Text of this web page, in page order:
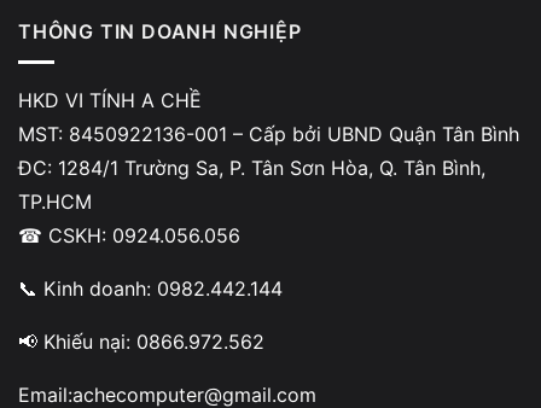
thu. Không thu thêm chi phí ngoài thỏa thuận,
không viện lý do mơ hồ để phát sinh khoản
tiền mới. Minh bạch là nguyên tắc được đặt
lên hàng đầu để khách yên tâm tuyệt đối.
Linh kiện rõ nguồn gốc – có
tem bảo hành
Linh kiện tại A Chề đều có nguồn gốc rõ
THÔNG TIN DOANH NGHIỆP
HKD VI TÍNH A CHỀ
MST: 8450922136-001 – Cấp bởi UBND Quận Tân Bình
ĐC: 1284/1 Trường Sa, P. Tân Sơn Hòa, Q. Tân Bình,
TP.HCM
☎ CSKH: 0924.056.056
📞 Kinh doanh: 0982.442.144
📢 Khiếu nại: 0866.972.562
Email:achecomputer@gmail.com